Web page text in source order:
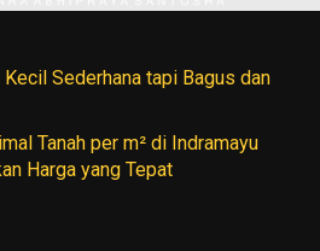
Sederhana tapi Bagus dan
Tanah per m² di Indramayu
Harga yang Tepat